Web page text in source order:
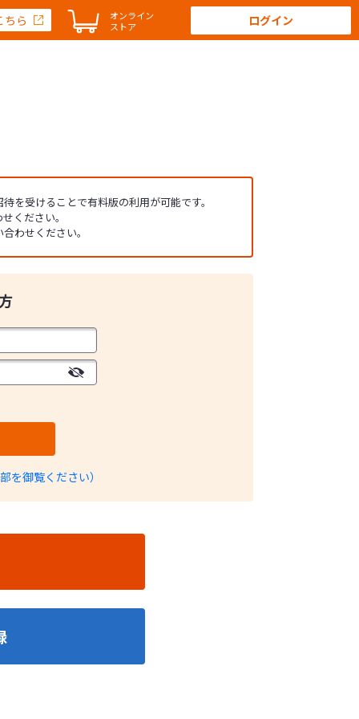
ちら
オンライン
ストア
ログイン
を受けることで有料版の利用が可能です。
ください。
わせください。
を御覧ください）